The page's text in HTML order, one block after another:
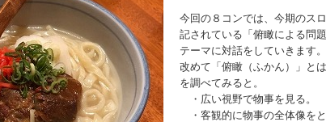
今回の８コンでは、今期のス
記されている「俯瞰による問
テーマに対話をしていきます。
改めて「俯瞰（ふかん）」と
を調べてみると。
・広い視野で物事を見る。
・客観的に物事の全体像をと